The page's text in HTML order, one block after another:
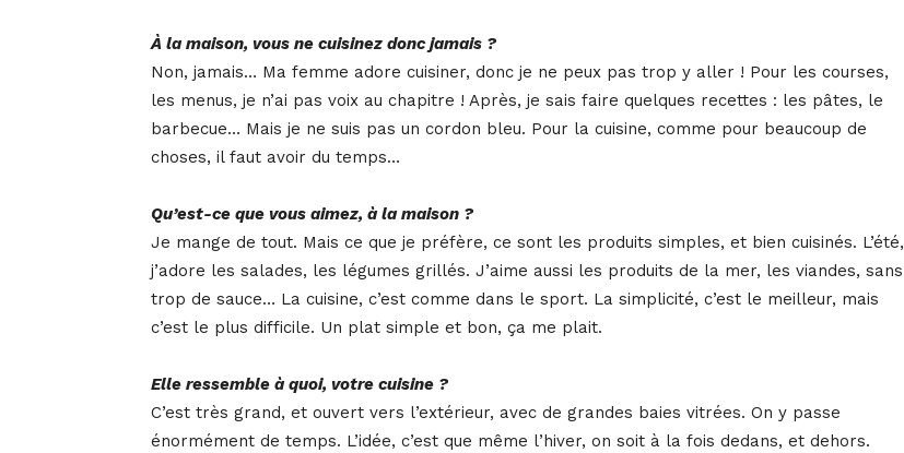
À la maison, vous ne cuisinez donc jamais ?
Non, jamais… Ma femme adore cuisiner, donc je ne peux pas trop y aller ! Pour les courses,
les menus, je n’ai pas voix au chapitre ! Après, je sais faire quelques recettes : les pâtes, le
barbecue… Mais je ne suis pas un cordon bleu. Pour la cuisine, comme pour beaucoup de
choses, il faut avoir du temps…
Qu’est-ce que vous aimez, à la maison ?
Je mange de tout. Mais ce que je préfère, ce sont les produits simples, et bien cuisinés. L’été,
j’adore les salades, les légumes grillés. J’aime aussi les produits de la mer, les viandes, sans
trop de sauce… La cuisine, c’est comme dans le sport. La simplicité, c’est le meilleur, mais
c’est le plus difficile. Un plat simple et bon, ça me plait.
Elle ressemble à quoi, votre cuisine ?
C’est très grand, et ouvert vers l’extérieur, avec de grandes baies vitrées. On y passe
énormément de temps. L’idée, c’est que même l’hiver, on soit à la fois dedans, et dehors.